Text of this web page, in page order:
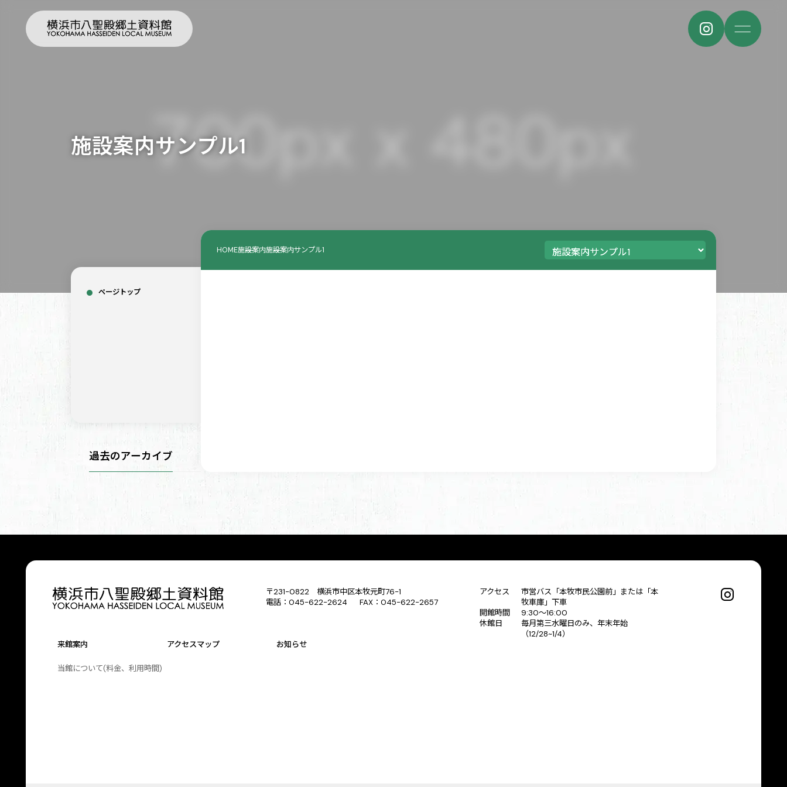
施設案内サンプル1
HOME施設案内施設案内サンプル1
ページトップ
過去のアーカイブ
〒231-0822 横浜市中区本牧元町76-1
電話：045-622-2624 FAX：045-622-2657
アクセス
市営バス「本牧市民公園前」または「本
牧車庫」下車
開館時間
9:30〜16:00
休館日
毎月第三水曜日のみ、年末年始
（12/28~1/4）
来館案内
当館について(料金、利用時間)
アクセスマップ お知らせ